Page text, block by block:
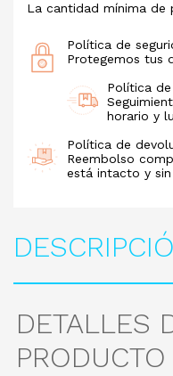
La cantidad mínima de
Política de
Protegemos tus
Política
horario y
Política de
Reembolso
está intacto y sin
DETALLES
PRODUCTO